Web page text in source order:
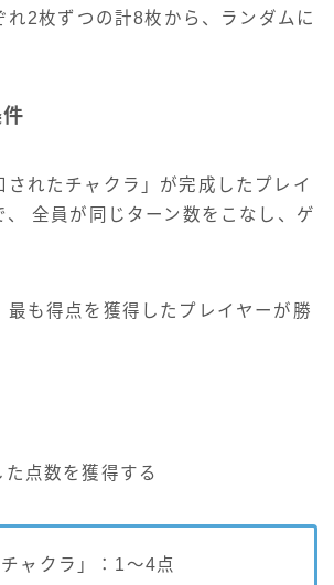
2枚ずつの計8枚から、ランダムに
されたチャクラ」が完成したプレイ
、 全員が同じターン数をこなし、ゲ
最も得点を獲得したプレイヤーが勝
点数を獲得する
ャクラ」：1～4点